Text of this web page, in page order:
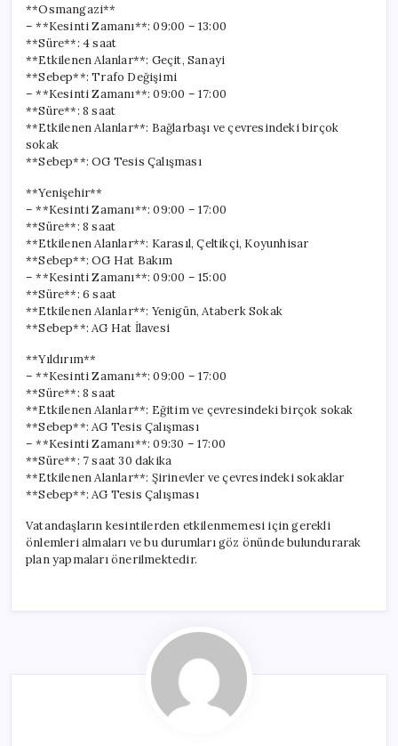
**Osmangazi**
– **Kesinti Zamanı**: 09:00 – 13:00
**Süre**: 4 saat
**Etkilenen Alanlar**: Geçit, Sanayi
**Sebep**: Trafo Değişimi
– **Kesinti Zamanı**: 09:00 – 17:00
**Süre**: 8 saat
**Etkilenen Alanlar**: Bağlarbaşı ve çevresindeki birçok
sokak
**Sebep**: OG Tesis Çalışması
**Yenişehir**
– **Kesinti Zamanı**: 09:00 – 17:00
**Süre**: 8 saat
**Etkilenen Alanlar**: Karasıl, Çeltikçi, Koyunhisar
**Sebep**: OG Hat Bakım
– **Kesinti Zamanı**: 09:00 – 15:00
**Süre**: 6 saat
**Etkilenen Alanlar**: Yenigün, Ataberk Sokak
**Sebep**: AG Hat İlavesi
**Yıldırım**
– **Kesinti Zamanı**: 09:00 – 17:00
**Süre**: 8 saat
**Etkilenen Alanlar**: Eğitim ve çevresindeki birçok sokak
**Sebep**: AG Tesis Çalışması
– **Kesinti Zamanı**: 09:30 – 17:00
**Süre**: 7 saat 30 dakika
**Etkilenen Alanlar**: Şirinevler ve çevresindeki sokaklar
**Sebep**: AG Tesis Çalışması
Vatandaşların kesintilerden etkilenmemesi için gerekli
önlemleri almaları ve bu durumları göz önünde bulundurarak
plan yapmaları önerilmektedir.